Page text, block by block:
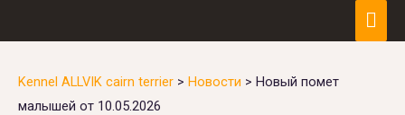
Kennel ALLVIK cairn terrier > Новости > Новый помет
малышей от 10.05.2026